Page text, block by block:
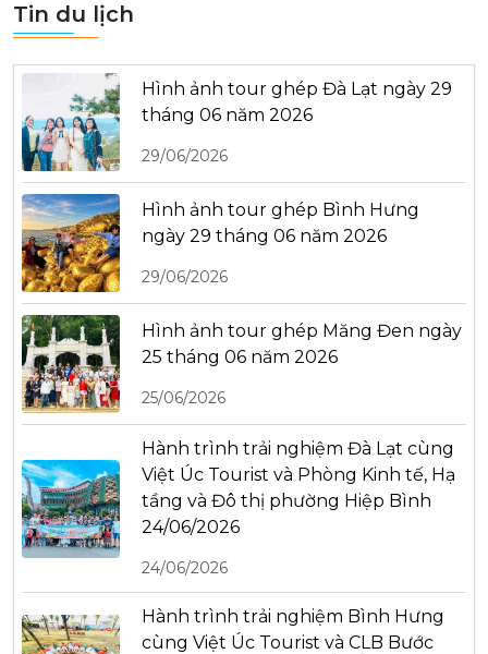
Tin du lịch
Hình ảnh tour ghép Đà Lạt ngày 29
tháng 06 năm 2026
29/06/2026
Hình ảnh tour ghép Bình Hưng
ngày 29 tháng 06 năm 2026
29/06/2026
Hình ảnh tour ghép Măng Đen ngày
25 tháng 06 năm 2026
25/06/2026
Hành trình trải nghiệm Đà Lạt cùng
Việt Úc Tourist và Phòng Kinh tế, Hạ
tầng và Đô thị phường Hiệp Bình
24/06/2026
24/06/2026
Hành trình trải nghiệm Bình Hưng
cùng Việt Úc Tourist và CLB Bước